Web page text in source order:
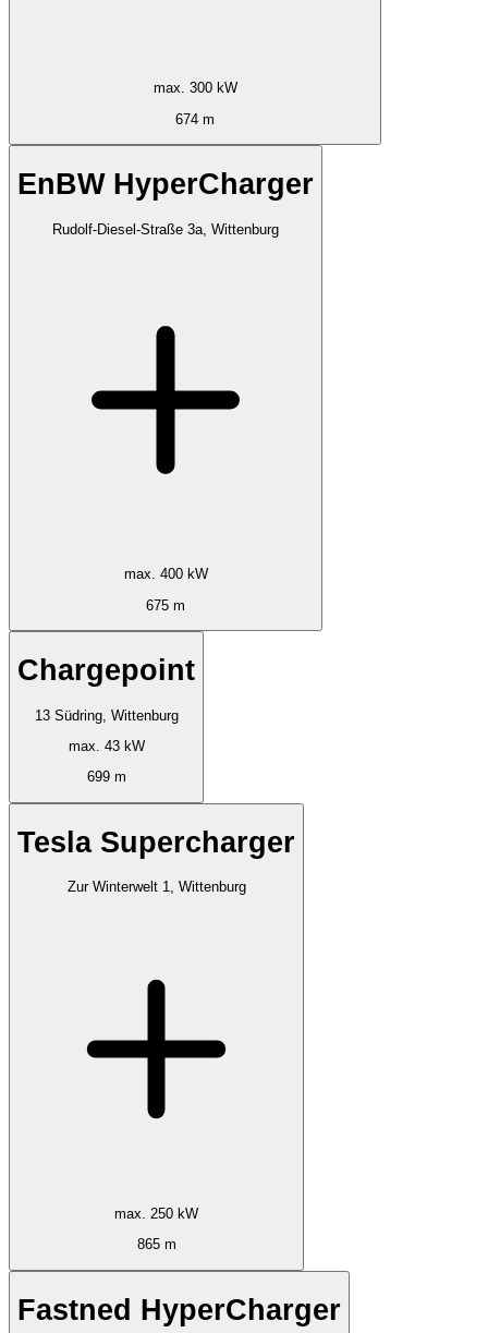
max. 300 kW
674 m
EnBW HyperCharger
Rudolf-Diesel-Straße 3a, Wittenburg
max. 400 kW
675 m
Chargepoint
13 Südring, Wittenburg
max. 43 kW
699 m
Tesla Supercharger
Zur Winterwelt 1, Wittenburg
max. 250 kW
865 m
Fastned HyperCharger